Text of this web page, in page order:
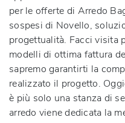
per le offerte di Arredo
sospesi di Novello,
progettualità. Facci visita
modelli di ottima fattura
sapremo garantirti la
realizzato il progetto.
è più solo una stanza di
arredo viene dedicata la